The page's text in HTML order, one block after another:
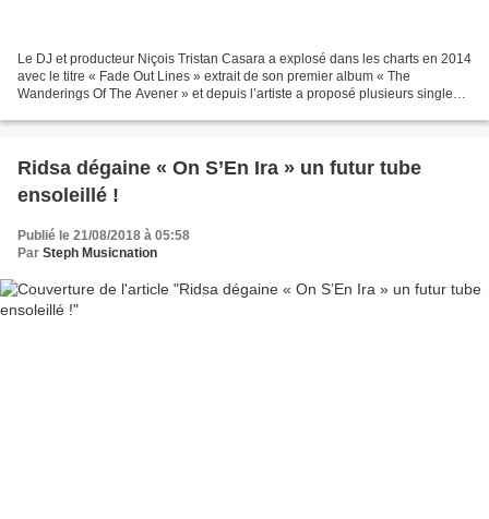
Le DJ et producteur Niçois Tristan Casara a explosé dans les charts en 2014
avec le titre « Fade Out Lines » extrait de son premier album « The
Wanderings Of The Avener » et depuis l’artiste a proposé plusieurs singles à
Ridsa dégaine « On S’En Ira » un futur tube
ensoleillé !
Publié le 21/08/2018 à 05:58
Par Steph Musicnation